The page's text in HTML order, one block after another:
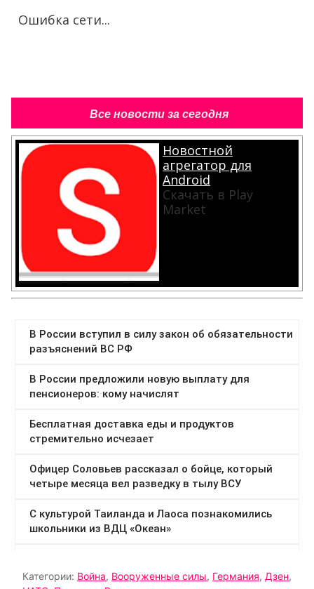
Ошибка сети...
Все новости за сегодня
Новостной
агрегатор для
Android
Скачать в Play
Market
Категории: Война, Вооруженные силы, Германия, Дзен,